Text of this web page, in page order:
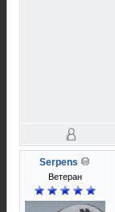
Serpens
Ветеран